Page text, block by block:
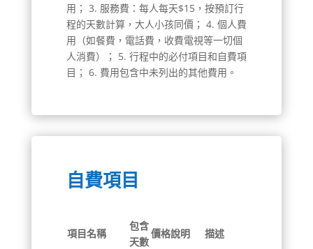
用； 3. 服務費：每人每天$15，按預訂行
程的天數計算，大人小孩同價； 4. 個人費
用（如餐費，電話費，收費電視等一切個
人消費）； 5. 行程中的必付項目和自費項
目； 6. 費用包含中未列出的其他費用。
自費項目
項目名稱
包含
天數
價格說明
描述